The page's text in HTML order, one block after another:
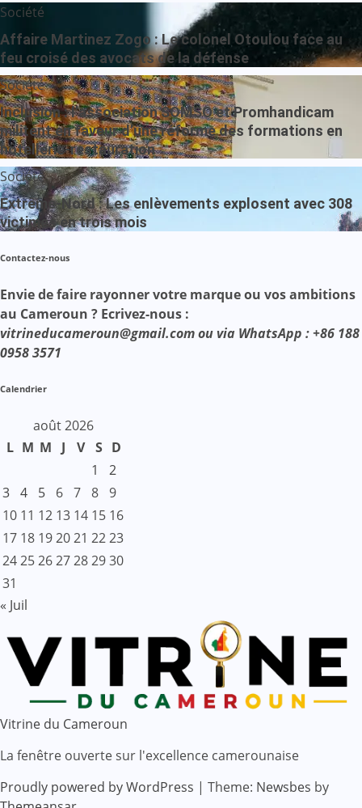
Société
Affaire Martinez Zogo : Le colonel Otoulou face au
feu croisé des avocats de la défense
Société
Inclusion : l’association SOMSO et Promhandicam
militent en faveur d’une réforme des formations en
hôtellerie-restauration
Société
Extrême-Nord : Les enlèvements explosent avec 308
victimes en trois mois
Contactez-nous
Envie de faire rayonner votre marque ou vos ambitions
au Cameroun ? Ecrivez-nous :
vitrineducameroun@gmail.com ou via WhatsApp : +86 188
0958 3571
Calendrier
août 2026
L M M J V S D
1
2
3 4 5 6 7 8
9
10 11 12 13 14 15 16
17 18 192021 2223
24252627282930
31
« Juil
Vitrine du Cameroun
La fenêtre ouverte sur l'excellence camerounaise
Proudly powered by WordPress | Theme: Newsbes by